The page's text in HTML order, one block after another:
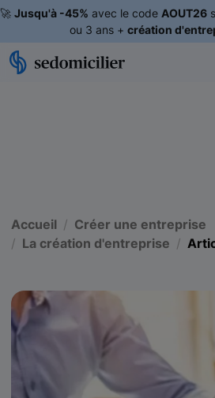
🚀 Jusqu'à -45% avec le code AOUT26
ou 3 ans + création
Accueil
Créer une entreprise
La création d'entreprise